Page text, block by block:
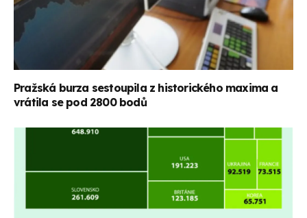
Pražská burza sestoupila z historického maxima a
vrátila se pod 2800 bodů